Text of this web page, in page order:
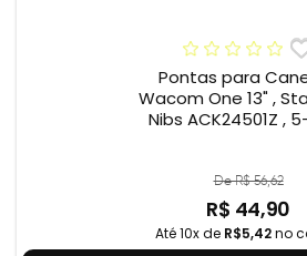
Pontas para
Wacom One 13" ,
Nibs ACK24501Z ,
De R$ 56,62
R$ 44,90
Até 10x de R$5,42no